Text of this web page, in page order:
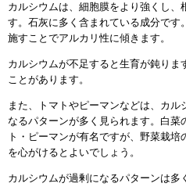
カルシウムは、細胞膜をより強くし、
す。石灰に多く含まれている成分です
施すことでアルカリ性に傾きます。
カルシウムが不足すると生育が鈍りま
ことがあります。
また、トマトやピーマンなどは、カ
なるパターンが多く見られます。白菜
ト・ピーマンが有名ですが、野菜栽
を心がけるとよいでしょう。
カルシウムが過剰になるパターンは多